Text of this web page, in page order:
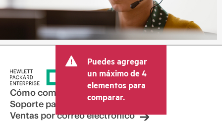
Puedes agregar
un máximo de 4
elementos para
comparar.
Cómo comprar
Soporte para productos
Ventas por correo electrónico